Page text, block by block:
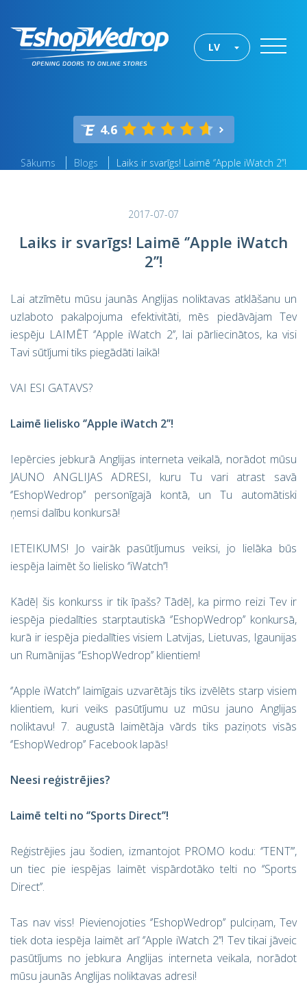
LV
4.6
Sākums Blogs Laiks ir svarīgs! Laimē ‘’Apple iWatch 2’’!
2017-07-07
Laiks ir svarīgs! Laimē ‘’Apple iWatch
2’’!
Lai atzīmētu mūsu jaunās Anglijas noliktavas atklāšanu un
uzlaboto pakalpojuma efektivitāti, mēs piedāvājam Tev
iespēju LAIMĒT ‘’Apple iWatch 2’’, lai pārliecinātos, ka visi
Tavi sūtījumi tiks piegādāti laikā!
VAI ESI GATAVS?
Laimē lielisko ‘’Apple iWatch 2’’!
Iepērcies jebkurā Anglijas interneta veikalā, norādot mūsu
JAUNO ANGLIJAS ADRESI, kuru Tu vari atrast savā
‘’EshopWedrop’’ personīgajā kontā, un Tu automātiski
ņemsi dalību konkursā!
IETEIKUMS! Jo vairāk pasūtījumus veiksi, jo lielāka būs
iespēja laimēt šo lielisko ‘’iWatch’’!
Kādēļ šis konkurss ir tik īpašs? Tādēļ, ka pirmo reizi Tev ir
iespēja piedalīties starptautiskā ‘’EshopWedrop’’ konkursā,
kurā ir iespēja piedalīties visiem Latvijas, Lietuvas, Igaunijas
un Rumānijas ‘’EshopWedrop’’ klientiem!
‘’Apple iWatch’’ laimīgais uzvarētājs tiks izvēlēts starp visiem
klientiem, kuri veiks pasūtījumu uz mūsu jauno Anglijas
noliktavu! 7. augustā laimētāja vārds tiks paziņots visās
‘’EshopWedrop’’ Facebook lapās!
Neesi reģistrējies?
Laimē telti no ‘’Sports Direct’’!
Reģistrējies jau šodien, izmantojot PROMO kodu: ‘’TENT’’’,
un tiec pie iespējas laimēt vispārdotāko telti no ‘’Sports
Direct’’.
Tas nav viss! Pievienojoties ‘’EshopWedrop’’ pulciņam, Tev
tiek dota iespēja laimēt arī ‘’Apple iWatch 2’’! Tev tikai jāveic
pasūtījums no jebkura Anglijas interneta veikala, norādot
mūsu jaunās Anglijas noliktavas adresi!